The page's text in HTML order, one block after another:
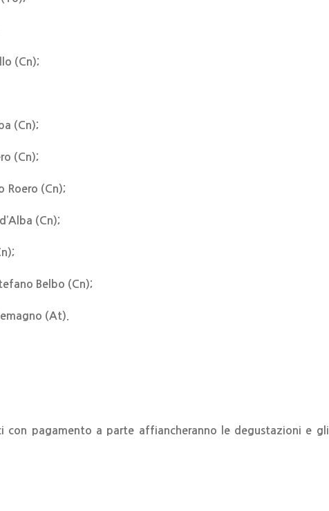
(Cn);
(Cn);
(Cn);
Roero (Cn);
(Cn);
Belbo (Cn);
(At).
pagamento a parte affiancheranno le degustazioni e gli